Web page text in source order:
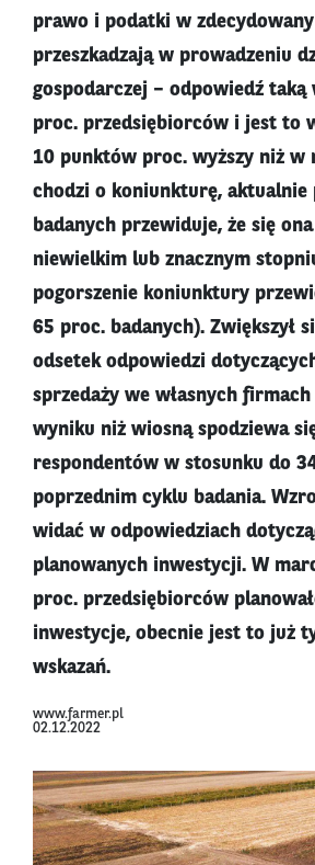
prawo i podatki w
przeszkadzają w prowadzeniu
gospodarczej – odpowiedź taką
proc. przedsiębiorców i jest to
10 punktów proc. wyższy niż w
chodzi o koniunkturę, aktualnie
badanych przewiduje, że się
niewielkim lub znacznym
pogorszenie koniunktury
65 proc. badanych). Zwiększył
odsetek odpowiedzi
sprzedaży we własnych
wyniku niż wiosną spodziewa
respondentów w stosunku do
poprzednim cyklu badania.
widać w odpowiedziach
planowanych inwestycji. W
proc. przedsiębiorców
inwestycje, obecnie jest to już
wskazań.
www.farmer.pl
02.12.2022